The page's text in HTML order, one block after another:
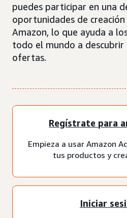
puedes participar en una
oportunidades de creación
Amazon, lo que ayuda a
todo el mundo a
ofertas.
Regístrate para
Empieza a usar Amazon
tus productos y
Iniciar